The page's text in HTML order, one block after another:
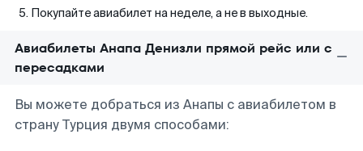
Покупайте авиабилет на неделе, а не в выходные.
Авиабилеты Анапа Денизли прямой рейс или с
пересадками
Вы можете добраться из Анапы с авиабилетом в
страну Турция двумя способами: